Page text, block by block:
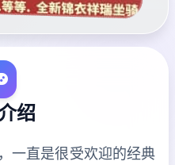
绍
一直是很受欢迎的经典